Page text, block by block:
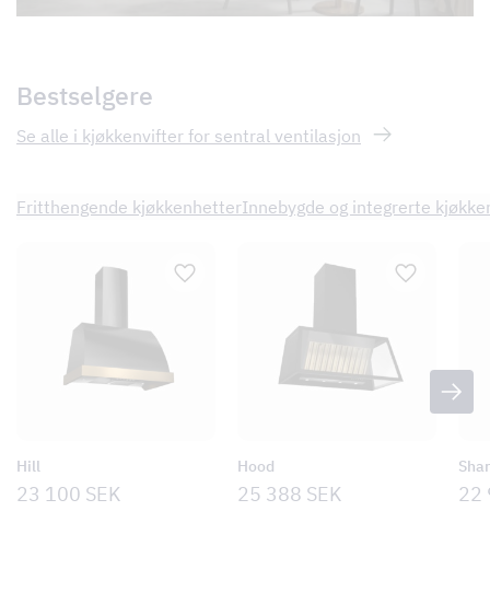
Bestselgere
Se alle i kjøkkenvifter for sentral ventilasjon
Fritthengende kjøkkenhetterInnebygde og integrerte
Hill
23 100 SEK
Hood
25 388 SEK 22